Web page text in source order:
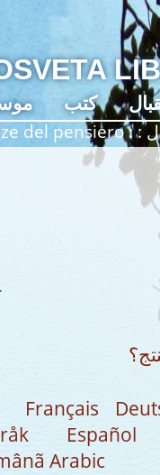
كتب
del pensiero
Français
Español
Arabic